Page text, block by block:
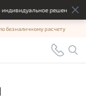
решение,
безналичному расчету